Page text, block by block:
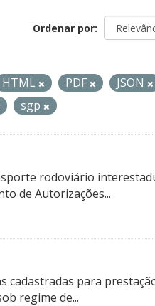
Ordenar por
HTML PDF JSON
sgp
rodoviário
de Autorizações...
cadastradas para
regime de...